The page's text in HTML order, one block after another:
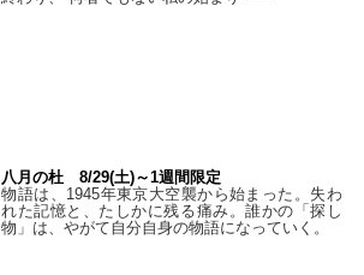
八月の杜 8/29(土)～1週間限定
物語は、1945年東京大空襲から始まった。失わ
れた記憶と、たしかに残る痛み。誰かの「探し
物」は、やがて自分自身の物語になっていく。